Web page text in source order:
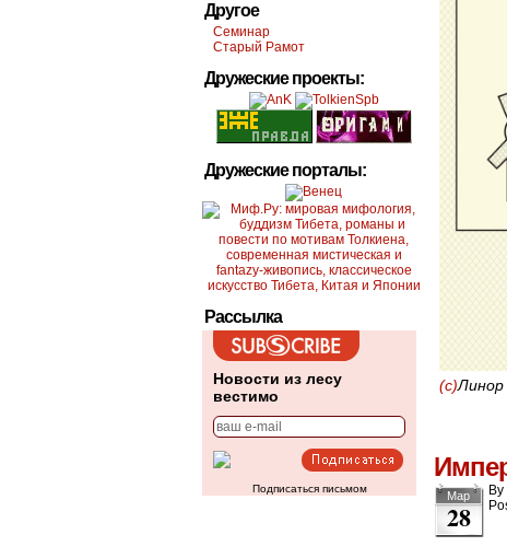
Другое
Семинар
Старый Рамот
Дружеские проекты:
Дружеские порталы:
Рассылка
Новости из лесу
вестимо
Подписаться письмом
(с)Линор
Мар
28
By